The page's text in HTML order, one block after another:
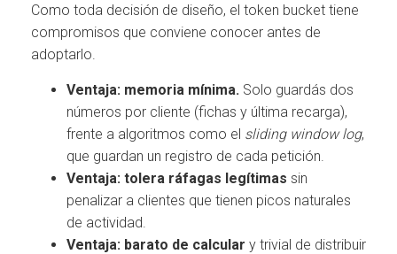
Como toda decisión de diseño, el token bucket tiene
compromisos que conviene conocer antes de
adoptarlo.
Ventaja: memoria mínima. Solo guardás dos
números por cliente (fichas y última recarga),
frente a algoritmos como el sliding window log,
que guardan un registro de cada petición.
Ventaja: tolera ráfagas legítimas sin
penalizar a clientes que tienen picos naturales
de actividad.
Ventaja: barato de calcular y trivial de distribuir